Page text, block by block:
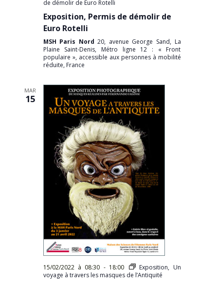
de démolir de Euro Rotelli
Exposition, Permis de démolir de
Euro Rotelli
MSH Paris Nord20, avenue George Sand, La
Plaine Saint-Denis, Métro ligne 12 : « Front
populaire », accessible aux personnes à mobilité
réduite, France
MAR
15
15/02/2022 à 08:30 - 18:00
Exposition, Un
voyage à travers les masques de l’Antiquité